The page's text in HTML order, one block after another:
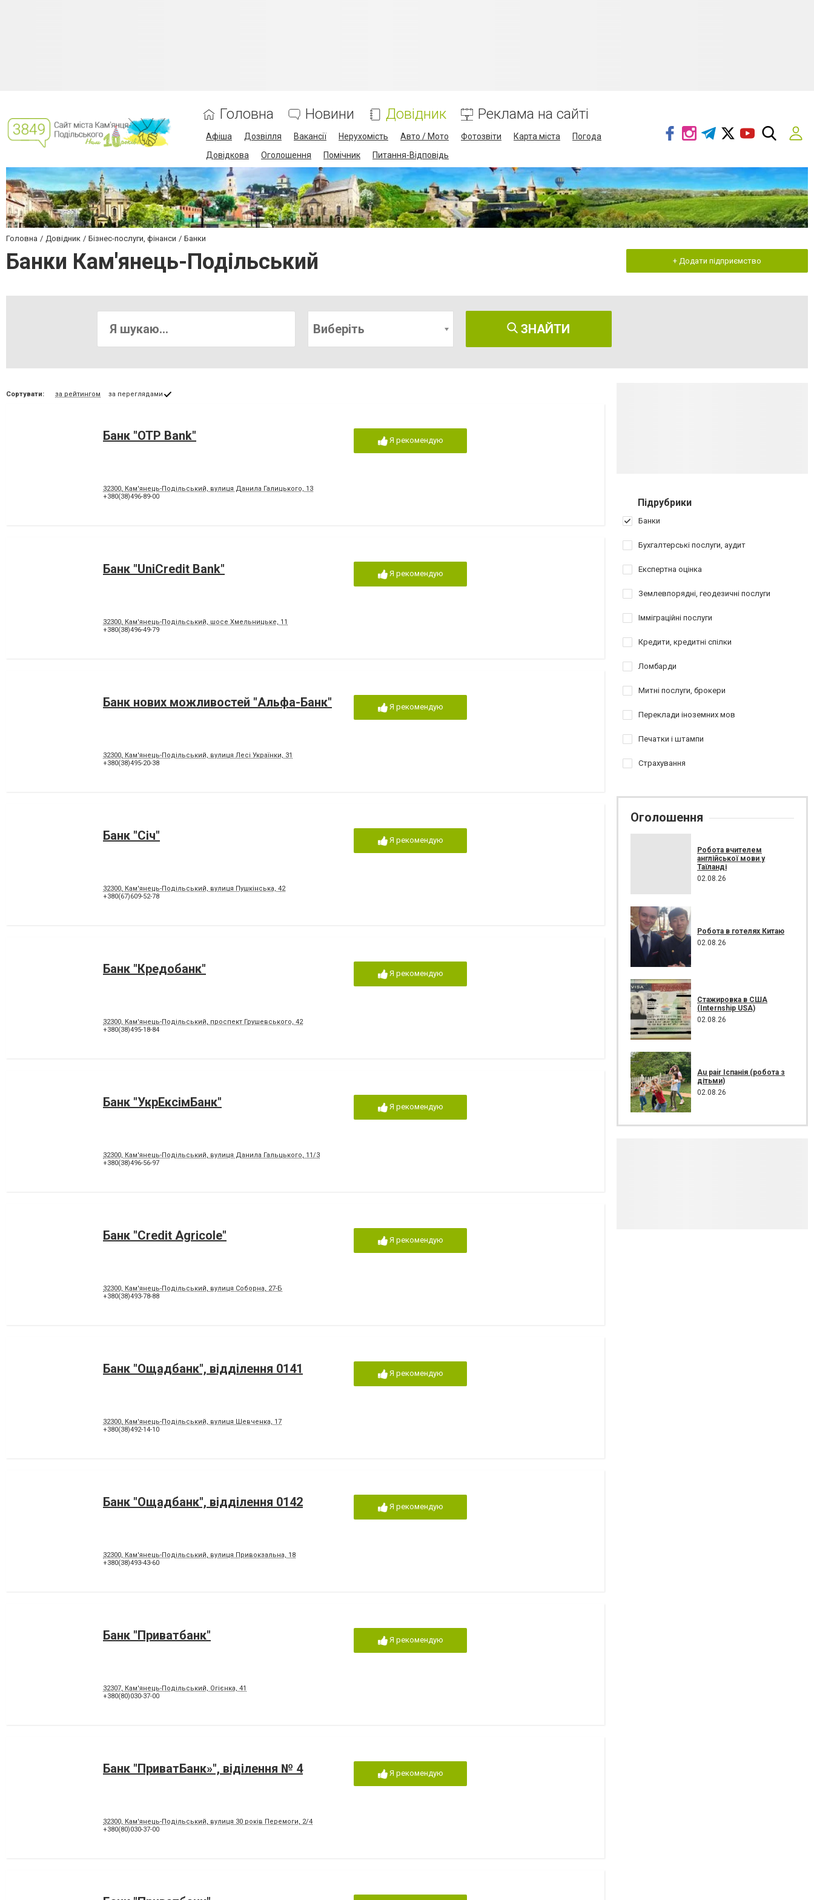
Головна Новини Довідник Реклама на сайті
Афіша Дозвілля Вакансії Нерухомість Авто / Мото Фотозвіти Карта міста
Погода
Довідкова
Оголошення Помічник Питання-Відповідь
Головна Довідник Бізнес-послуги, фінанси Банки
Банки Кам'янець-Подільський + Додати підприємство
Виберіть ЗНАЙТИ
Сортувати: за рейтингом за переглядами
Банк "OTP Bank"
32300, Кам'янець-Подільський, вулиця Данила Галицького, 13
+380(38)496-89-00
Я рекомендую
Банк "UniCredit Bank"
32300, Кам'янець-Подільський, шосе Хмельницьке, 11
+380(38)496-49-79
Я рекомендую
Банк нових можливостей "Альфа-Банк"
32300, Кам'янець-Подільський, вулиця Лесі Українки, 31
+380(38)495-20-38
Я рекомендую
Банк "Січ"
32300, Кам'янець-Подільський, вулиця Пушкінська, 42
+380(67)609-52-78
Я рекомендую
Банк "Кредобанк"
32300, Кам'янець-Подільський, проспект Грушевського, 42
+380(38)495-18-84
Я рекомендую
Банк "УкрЕксімБанк"
32300, Кам'янець-Подільський, вулиця Данила Гальцького, 11/3
+380(38)496-56-97
Я рекомендую
Банк "Credit Agricole"
32300, Кам'янець-Подільський, вулиця Соборна, 27-Б
+380(38)493-78-88
Я рекомендую
Банк "Ощадбанк", відділення 0141
32300, Кам'янець-Подільський, вулиця Шевченка, 17
+380(38)492-14-10
Я рекомендую
Банк "Ощадбанк", відділення 0142
32300, Кам'янець-Подільський, вулиця Привокзальна, 18
+380(38)493-43-60
Я рекомендую
Банк "Приватбанк"
32307, Кам'янець-Подільський, Огієнка, 41
+380(80)030-37-00
Я рекомендую
Банк "ПриватБанк»", віділення № 4
32300, Кам'янець-Подільський, вулиця 30 років Перемоги, 2/4
+380(80)030-37-00
Я рекомендую
Підрубрики
Банки
Бухгалтерські послуги, аудит
Експертна оцінка
Землевпорядні, геодезичні послуги
Імміграційні послуги
Кредити, кредитні спілки
Ломбарди
Митні послуги, брокери
Переклади іноземних мов
Печатки і штампи
Страхування
Оголошення
Робота вчителем
англійської мови у
Таїланді
02.08.26
Робота в готелях Китаю
02.08.26
Стажировка в США
(Internship USA)
02.08.26
Au pair Іспанія (робота з
дітьми)
02.08.26